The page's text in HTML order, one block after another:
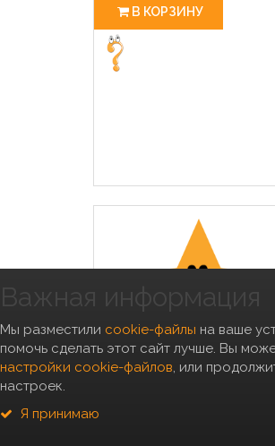
В КОРЗИНУ
Важная информация
Мы разместили cookie-файлы на ваше
помочь сделать этот сайт лучше. Вы
настройки cookie-файлов, или
настроек.
Я принимаю